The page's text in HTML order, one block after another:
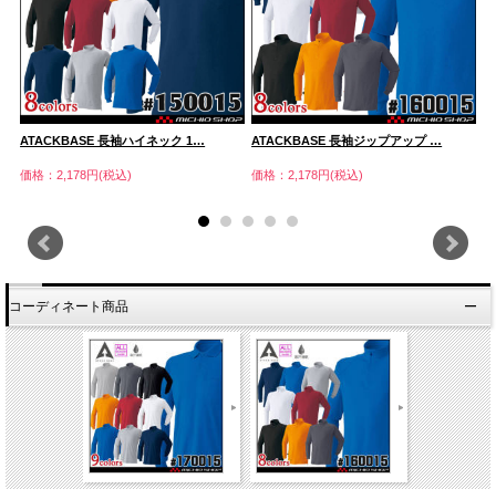
ATACKBASE 長袖ハイネック 1…
価格：2,178円(税込)
ATACKBASE 長袖ジップアップ …
価格：2,178円(税込)
コーディネート商品